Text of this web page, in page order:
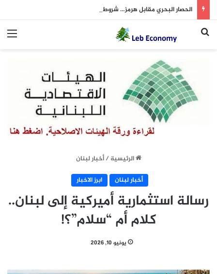
الحصار البحري مقابل هرمز… شروط متبادلة بين واشنطن وطهران
بحث عن
الرئيسية / أخبار لبنان
أخبار لبنان
ابرز الاخبار
رسالة استثمارية أميركية إلى لبنان..
كلام أم “سلام”؟!
يونيو 10, 2026